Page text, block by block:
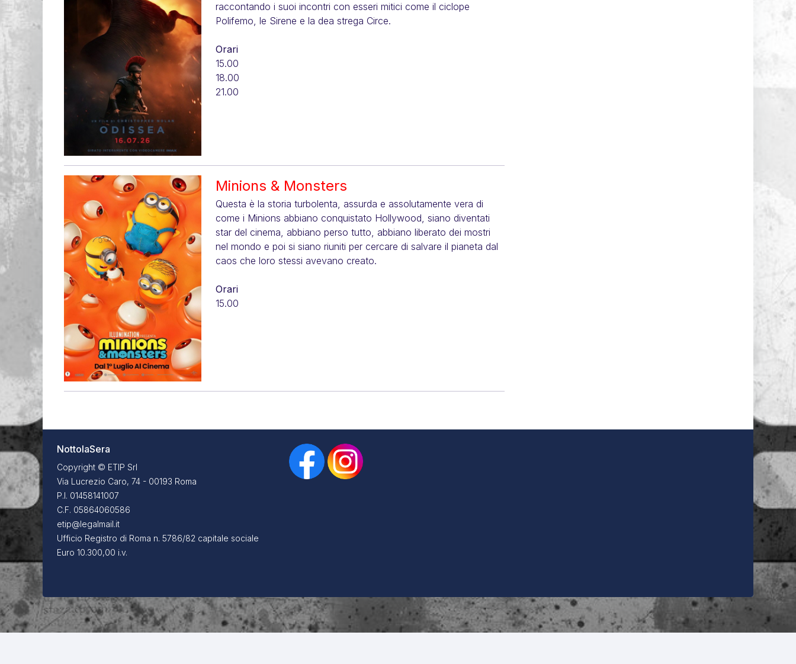
raccontando i suoi incontri con esseri mitici come il ciclope
Polifemo, le Sirene e la dea strega Circe.
Orari
15.00
18.00
21.00
Minions & Monsters
Questa è la storia turbolenta, assurda e assolutamente vera di
come i Minions abbiano conquistato Hollywood, siano diventati
star del cinema, abbiano perso tutto, abbiano liberato dei mostri
nel mondo e poi si siano riuniti per cercare di salvare il pianeta dal
caos che loro stessi avevano creato.
Orari
15.00
NottolaSera
Copyright © ETIP Srl
Via Lucrezio Caro, 74 - 00193 Roma
P.I. 01458141007
C.F. 05864060586
etip@legalmail.it
Ufficio Registro di Roma n. 5786/82 capitale sociale
Euro 10.300,00 i.v.